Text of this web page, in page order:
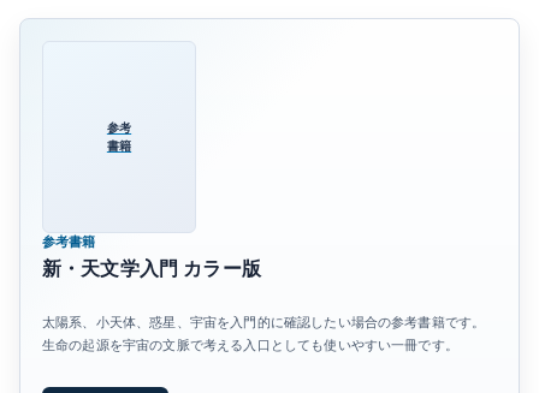
参考
書籍
参考書籍
新・天文学入門 カラー版
太陽系、小天体、惑星、宇宙を入門的に確認したい場合の参考書籍です。
生命の起源を宇宙の文脈で考える入口としても使いやすい一冊です。